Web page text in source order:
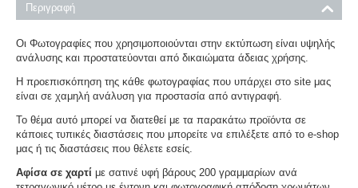
Περιγραφή
Οι Φωτογραφίες που χρησιμοποιούνται στην εκτύπωση είναι υψηλής
ανάλυσης και προστατεύονται από δικαιώματα άδειας χρήσης.
Η προεπισκόπηση της κάθε φωτογραφίας που υπάρχει στο site μας
είναι σε χαμηλή ανάλυση για προστασία από αντιγραφή.
Το θέμα αυτό μπορεί να διατεθεί με τα παρακάτω προϊόντα σε
κάποιες τυπικές διαστάσεις που μπορείτε να επιλέξετε από το e-shop
μας ή τις διαστάσεις που θέλετε εσείς.
Αφίσα σε χαρτί με σατινέ υφή βάρους 200 γραμμαρίων ανά